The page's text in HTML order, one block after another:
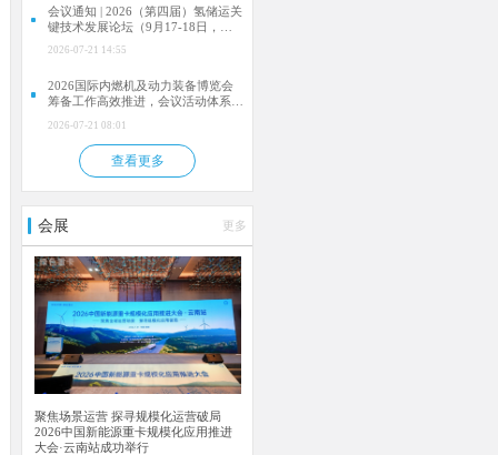
会议通知 | 2026（第四届）氢储运关
键技术发展论坛（9月17-18日，合
2026-07-21 14:55
2026国际内燃机及动力装备博览会
筹备工作高效推进，会议活动体系逐
2026-07-21 08:01
查看更多
会展 更多
聚焦场景运营 探寻规模化运营破局
2026中国新能源重卡规模化应用推进
大会·云南站成功举行